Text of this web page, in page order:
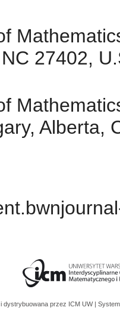
27402,
Alberta,
dystrybuowana przez ICM UW |